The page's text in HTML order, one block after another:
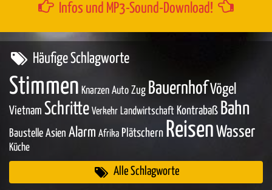
Infos und MP3-Sound-Download!
Häufige Schlagworte
Stimmen Knarzen Auto Zug BauernhofVögel
Vietnam Schritte Verkehr Landwirtschaft Kontrabaß Bahn
Baustelle Asien Alarm Afrika Plätschern ReisenWasser
Küche
Alle Schlagworte